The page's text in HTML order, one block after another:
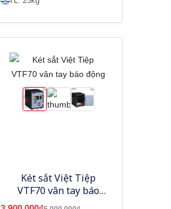
Két sắt Việt Tiệp
VTF70 vân tay báo
động